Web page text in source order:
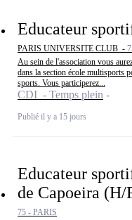
Educateur
PARIS UNIVERSITE CLUB -
Au sein de l'association vous
dans la section école multisports
sports. Vous participerez...
CDI - Temps plein
Publié il y a 15 jours
Educateur
de Capoeira (H/
75 - PARIS